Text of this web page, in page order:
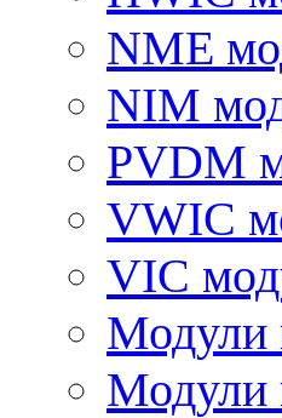
NME
NIM
PVDM
VWIC
VIC
Модули
Модули